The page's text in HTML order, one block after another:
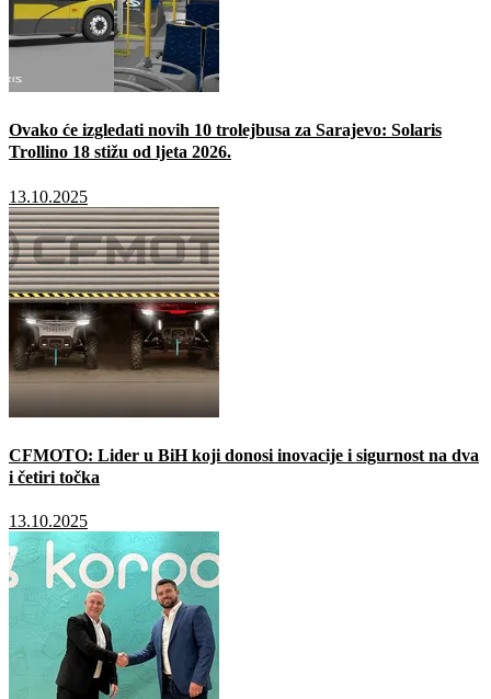
Ovako će izgledati novih 10 trolejbusa za Sarajevo: Solaris
Trollino 18 stižu od ljeta 2026.
13.10.2025
CFMOTO: Lider u BiH koji donosi inovacije i sigurnost na dva
i četiri točka
13.10.2025